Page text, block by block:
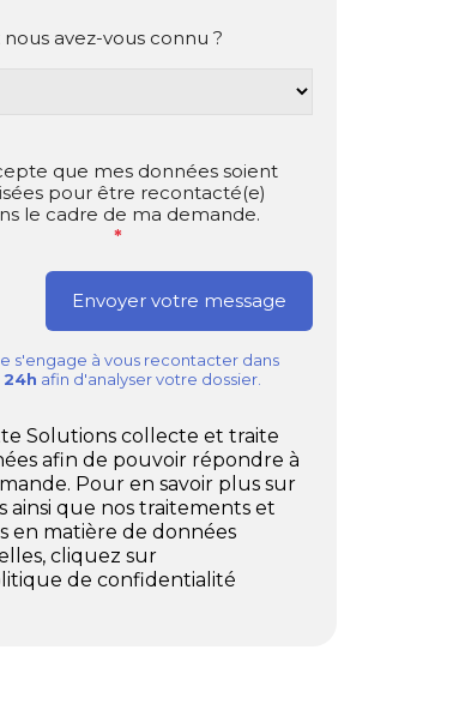
avez-vous connu ?
que mes données soient
pour être recontacté(e)
le cadre de ma demande.
*
s'engage à vous recontacter dans
afin d'analyser votre dossier.
Solutions collecte et traite
afin de pouvoir répondre à
Pour en savoir plus sur
ainsi que nos traitements et
en matière de données
cliquez sur
de confidentialité